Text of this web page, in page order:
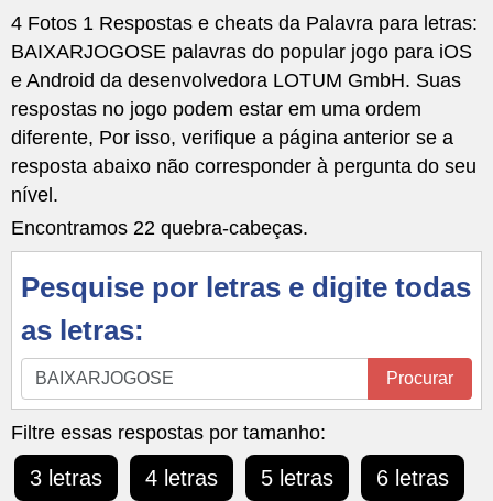
4 Fotos 1 Respostas e cheats da Palavra para letras:
BAIXARJOGOSE palavras do popular jogo para iOS
e Android da desenvolvedora LOTUM GmbH. Suas
respostas no jogo podem estar em uma ordem
diferente, Por isso, verifique a página anterior se a
resposta abaixo não corresponder à pergunta do seu
nível.
Encontramos 22 quebra-cabeças.
Pesquise por letras e digite todas
as letras:
Pesquise
por
letras
e
digite
Procurar
Filtre essas respostas por tamanho:
3 letras 4 letras 5 letras 6 letras